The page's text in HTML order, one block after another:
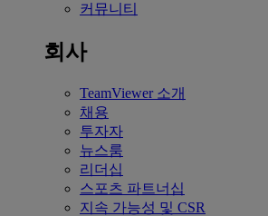
커뮤니티
회사
TeamViewer 소개
채용
투자자
뉴스룸
리더십
스포츠 파트너십
지속 가능성 및 CSR